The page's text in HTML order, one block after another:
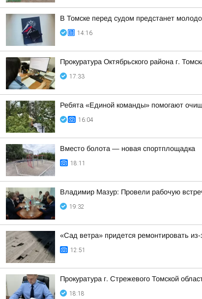
В Томске перед судом предстанет
14:16
Прокуратура Октябрьского района г.
17:33
Ребята «Единой команды» помогают
16:04
Вместо болота — новая спортплощадка
18:11
Владимир Мазур: Провели рабочую
19:32
«Сад ветра» придется ремонтировать
12:51
Прокуратура г. Стрежевого Томской
18:18